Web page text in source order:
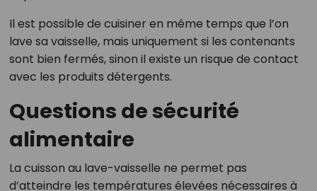
Il est possible de cuisiner en même temps que l’on
lave sa vaisselle, mais uniquement si les contenants
sont bien fermés, sinon il existe un risque de contact
avec les produits détergents.
Questions de sécurité
alimentaire
La cuisson au lave-vaisselle ne permet pas
d’atteindre les températures élevées nécessaires à